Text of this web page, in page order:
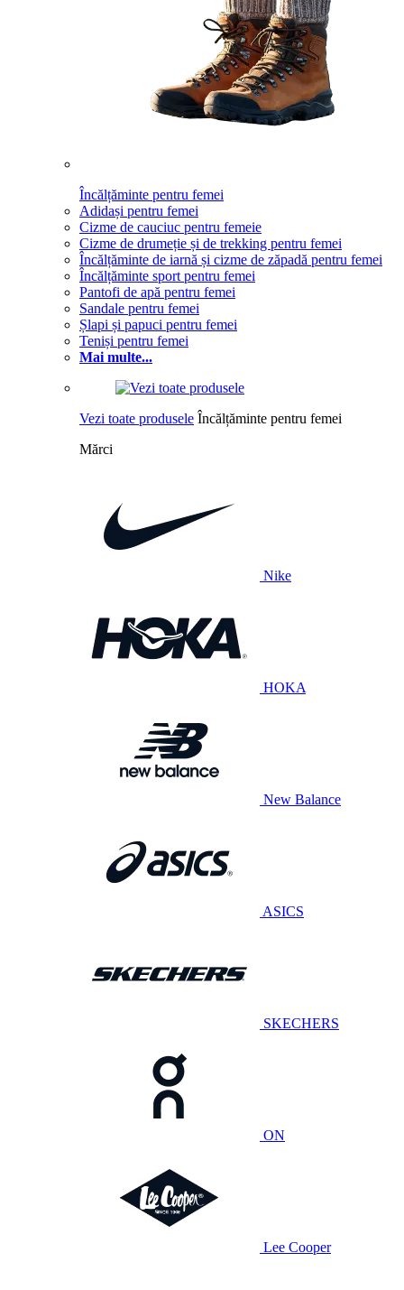
Încălțăminte pentru femei
Adidași pentru femei
Cizme de cauciuc pentru femeie
Cizme de drumeție și de trekking pentru femei
Încălțăminte de iarnă și cizme de zăpadă pentru femei
Încălțăminte sport pentru femei
Pantofi de apă pentru femei
Sandale pentru femei
Șlapi și papuci pentru femei
Teniși pentru femei
Mai multe...
Vezi toate produsele Încălțăminte pentru femei
Mărci
Nike
HOKA
New Balance
ASICS
SKECHERS
ON
Lee Cooper